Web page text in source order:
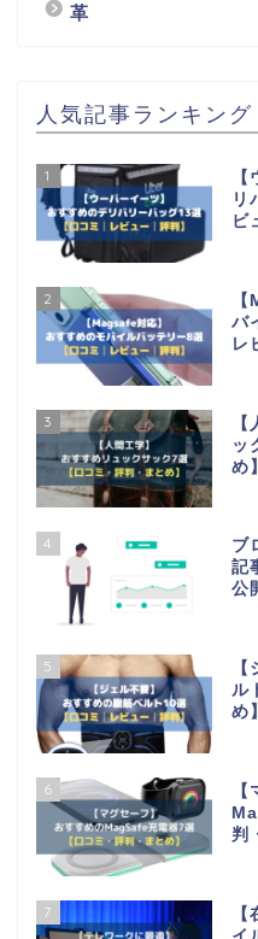
革
人気記事ランキング
1
リ
ビ
2
バ
レ
3
ッ
め】
4
ブ
記
公
5
ル
め】
6
判
7